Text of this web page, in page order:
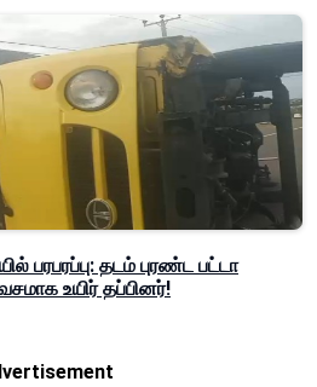
பரபரப்பு: தடம் புரண்ட பட்டா
உயிர் தப்பினர்!